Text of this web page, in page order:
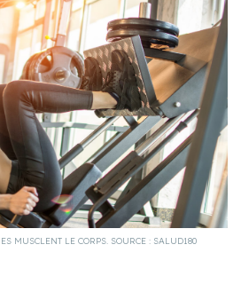
MUSCLENT LE CORPS. SOURCE : SALUD180